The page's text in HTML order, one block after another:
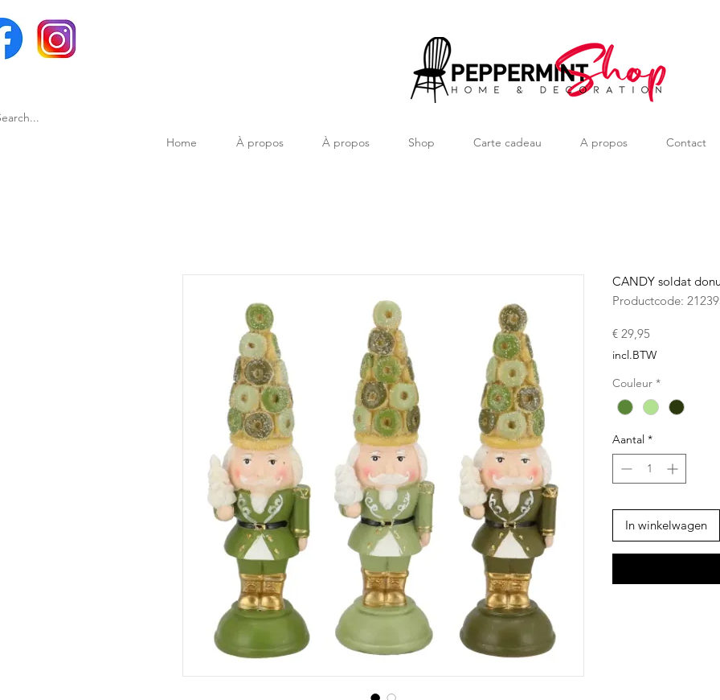
Home À propos À propos Shop Carte cadeau A propos Contact
CANDY soldat
Productcode:
€ 29,95
incl.BTW
Couleur *
Aantal *
In winkelwagen